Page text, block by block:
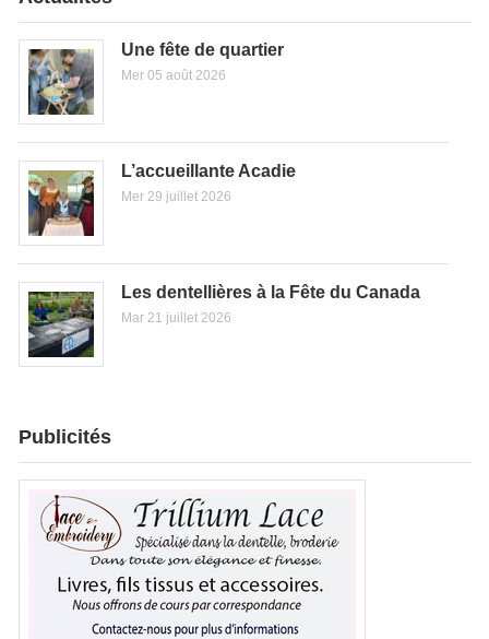
Une fête de quartier
Mer 05 août 2026
L’accueillante Acadie
Mer 29 juillet 2026
Les dentellières à la Fête du Canada
Mar 21 juillet 2026
Publicités